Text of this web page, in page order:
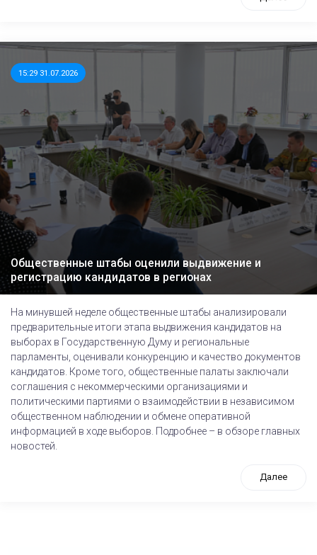
15:29 31.07.2026
Общественные штабы оценили выдвижение и
регистрацию кандидатов в регионах
На минувшей неделе общественные штабы анализировали
предварительные итоги этапа выдвижения кандидатов на
выборах в Государственную Думу и региональные
парламенты, оценивали конкуренцию и качество документов
кандидатов. Кроме того, общественные палаты заключали
соглашения с некоммерческими организациями и
политическими партиями о взаимодействии в независимом
общественном наблюдении и обмене оперативной
информацией в ходе выборов. Подробнее – в обзоре главных
новостей.
Далее